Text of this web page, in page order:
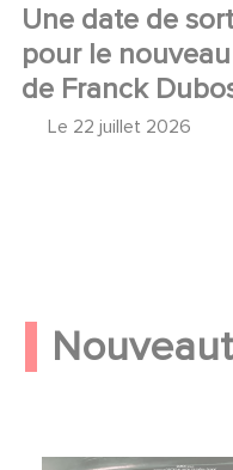
Une date de
pour le
de Franck
Le 22 juillet 2026